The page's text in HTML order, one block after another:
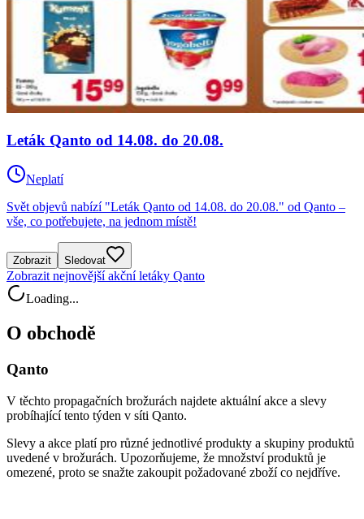
Leták Qanto od 14.08. do 20.08.
Neplatí
Svět objevů nabízí "Leták Qanto od 14.08. do 20.08." od Qanto –
vše, co potřebujete, na jednom místě!
Zobrazit Sledovat
Zobrazit nejnovější akční letáky Qanto
Loading...
O obchodě
Qanto
V těchto propagačních brožurách najdete aktuální akce a slevy
probíhající tento týden v síti Qanto.
Slevy a akce platí pro různé jednotlivé produkty a skupiny produktů
uvedené v brožurách. Upozorňujeme, že množství produktů je
omezené, proto se snažte zakoupit požadované zboží co nejdříve.